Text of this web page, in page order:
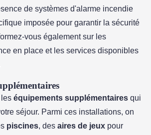
de systèmes d'alarme incendie
imposée pour garantir la sécurité
vous également sur les
en place et les services disponibles
équipements supplémentaires qui
séjour. Parmi ces installations, on
piscines, des aires de jeux pour